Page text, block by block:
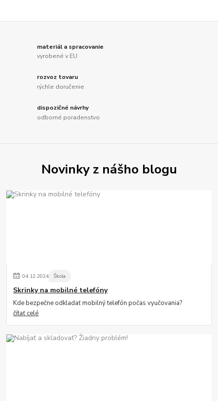
materiál a spracovanie
vyrobené v EU
rozvoz tovaru
rýchle doručenie
dispozičné návrhy
odborné poradenstvo
Novinky z nášho blogu
04.12.2024 Škola
Skrinky na mobilné telefóny
Kde bezpečne odkladať mobilný telefón počas vyučovania?
čítať celé